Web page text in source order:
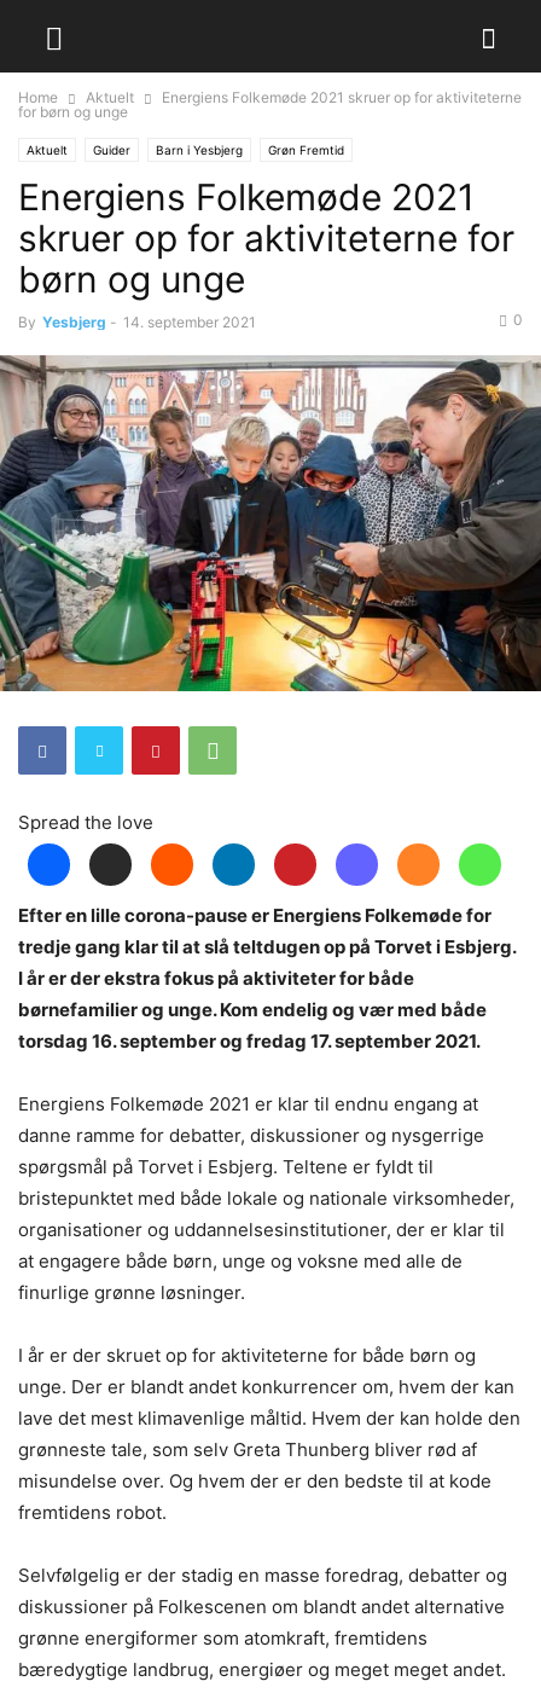
Home Aktuelt
Energiens Folkemøde 2021 skruer op for aktiviteterne
for børn og unge
Aktuelt Guider Barn i Yesbjerg Grøn Fremtid
Energiens Folkemøde 2021
skruer op for aktiviteterne for
børn og unge
By Yesbjerg - 14. september 2021 0
Spread the love
Efter en lille corona-pause er Energiens Folkemøde for
tredje gang klar til at slå teltdugen op på Torvet i Esbjerg.
I år er der ekstra fokus på aktiviteter for både
børnefamilier og unge. Kom endelig og vær med både
torsdag 16. september og fredag 17. september 2021.
Energiens Folkemøde 2021 er klar til endnu engang at
danne ramme for debatter, diskussioner og nysgerrige
spørgsmål på Torvet i Esbjerg. Teltene er fyldt til
bristepunktet med både lokale og nationale virksomheder,
organisationer og uddannelsesinstitutioner, der er klar til
at engagere både børn, unge og voksne med alle de
finurlige grønne løsninger.
I år er der skruet op for aktiviteterne for både børn og
unge. Der er blandt andet konkurrencer om, hvem der kan
lave det mest klimavenlige måltid. Hvem der kan holde den
grønneste tale, som selv Greta Thunberg bliver rød af
misundelse over. Og hvem der er den bedste til at kode
fremtidens robot.
Selvfølgelig er der stadig en masse foredrag, debatter og
diskussioner på Folkescenen om blandt andet alternative
grønne energiformer som atomkraft, fremtidens
bæredygtige landbrug, energiøer og meget meget andet.